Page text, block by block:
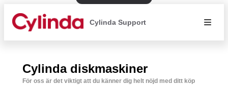
Cylinda Support
Cylinda diskmaskiner
För oss är det viktigt att du känner dig helt nöjd med ditt köp